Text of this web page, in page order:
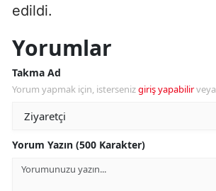
edildi.
Yorumlar
Takma Ad
Yorum yapmak için, istersenizgiriş yapabilirveya
Yorum Yazın (500 Karakter)